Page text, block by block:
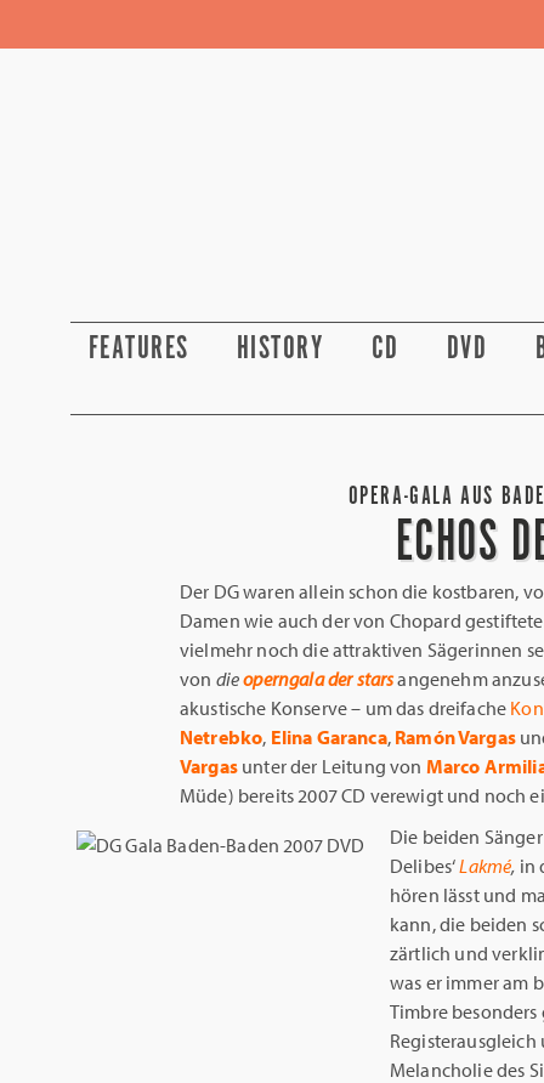
FEATURES HISTORY CD DVD
OPERA-GALA AUS
ECHOS
Der DG waren allein schon die kostbaren,
Damen wie auch der von Chopard
vielmehr noch die attraktiven Sägerinnen
von dieoperngala der starsangenehm
akustische Konserve – um das dreifache
Netrebko, Elina Garanca, Ramón Vargas
Vargas unter der Leitung von Marco
Müde) bereits 2007 CD verewigt und noch
Die beiden
Delibes‘Lakmé, in
hören lässt und
kann, die beiden
zärtlich und
was er immer am
Timbre
Melancholie des